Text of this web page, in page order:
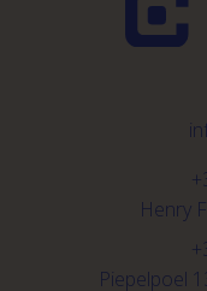
Henry
Piepelpoel